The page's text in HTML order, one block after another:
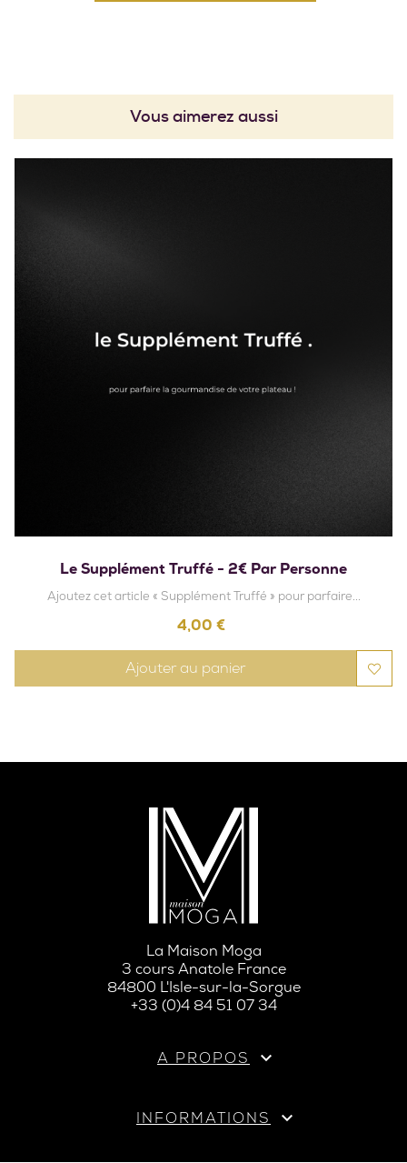
Vous aimerez aussi
Le Supplément Truffé - 2€ Par Personne
Ajoutez cet article « Supplément Truffé » pour parfaire...
Prix
4,00 €
Ajouter au panier
La Maison Moga
3 cours Anatole France
84800 L'Isle-sur-la-Sorgue
+33 (0)4 84 51 07 34
A PROPOS 
INFORMATIONS 